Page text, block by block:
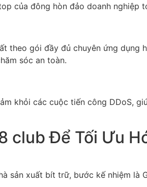
của đông hòn đảo doanh
theo gói đầy đủ chuyên ứng dụng
sóc an toàn.
khỏi các cuộc tiến công DDoS,
club Để Tối Ưu
sản xuất bít trữ, bước kế nhiệm là